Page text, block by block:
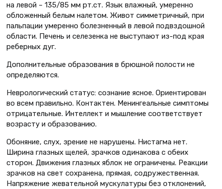
на левой – 135/85 мм рт.ст. Язык влажный, умеренно
обложенный белым налетом. Живот симметричный, при
пальпации умеренно болезненный в левой подвздошной
области. Печень и селезенка не выступают из-под края
реберных дуг.
Дополнительные образования в брюшной полости не
определяются.
Неврологический статус: сознание ясное. Ориентирован
во всем правильно. Контактен. Менингеальные симптомы
отрицательные. Интеллект и мышление соответствует
возрасту и образованию.
Обоняние, слух, зрение не нарушены. Нистагма нет.
Ширина глазных щелей, зрачков одинакова с обеих
сторон. Движения глазных яблок не ограничены. Реакции
зрачков на свет сохранена, прямая, содружественная.
Напряжение жевательной мускулатуры без отклонений,